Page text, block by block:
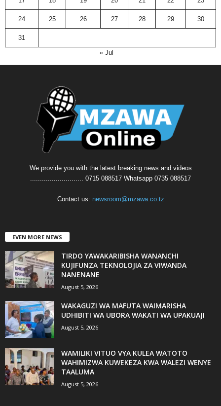
24 25 26 27 28 29 30
31
« Jul
We provide you with the latest breaking news and videos
........................... 0715 088517 Whatsapp 0735 088517
Contact us: newsroom@mzawa.co.tz
EVEN MORE NEWS
TIRDO YAWAKARIBISHA WANANCHI
KUJIFUNZA TEKNOLOJIA ZA VIWANDA
NANENANE
August 5, 2026
WAKAGUZI WA MAFUTA WAIMARISHA
UDHIBITI WA UBORA WAKATI WA UPAKUAJI
August 5, 2026
WAMILIKI VITUO VYA KULEA WATOTO
WAHIMIZWA KUWEKEZA KWA WALEZI WENYE
TAALUMA
August 5, 2026